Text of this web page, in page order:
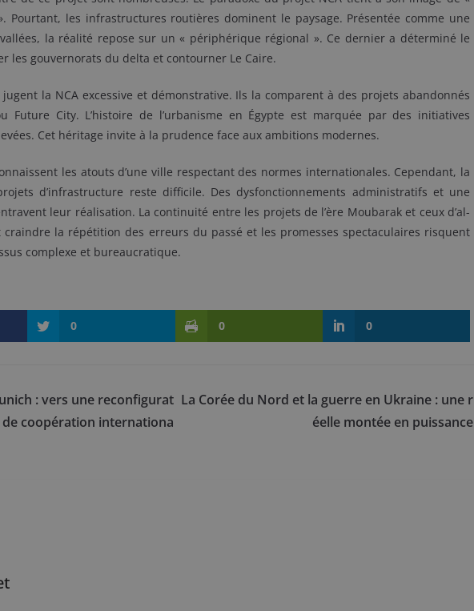
Pourtant, les infrastructures routières dominent le paysage. Présentée comme une
la réalité repose sur un « périphérique régional ». Ce dernier a déterminé le
les gouvernorats du delta et contourner Le Caire.
jugent la NCA excessive et démonstrative. Ils la comparent à des projets abandonnés
Future City. L’histoire de l’urbanisme en Égypte est marquée par des initiatives
Cet héritage invite à la prudence face aux ambitions modernes.
les atouts d’une ville respectant des normes internationales. Cependant, la
d’infrastructure reste difficile. Des dysfonctionnements administratifs et une
leur réalisation. La continuité entre les projets de l’ère Moubarak et ceux d’al-
craindre la répétition des erreurs du passé et les promesses spectaculaires risquent
complexe et bureaucratique.
0 0 0
: vers une reconfigurat
coopération internationa
La Corée du Nord et la guerre en Ukraine : une r
éelle montée en puissance